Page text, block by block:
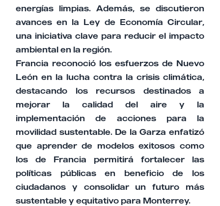
energías limpias. Además, se discutieron
avances en la Ley de Economía Circular,
una iniciativa clave para reducir el impacto
ambiental en la región.
Francia reconoció los esfuerzos de Nuevo
León en la lucha contra la crisis climática,
destacando los recursos destinados a
mejorar la calidad del aire y la
implementación de acciones para la
movilidad sustentable. De la Garza enfatizó
que aprender de modelos exitosos como
los de Francia permitirá fortalecer las
políticas públicas en beneficio de los
ciudadanos y consolidar un futuro más
sustentable y equitativo para Monterrey.